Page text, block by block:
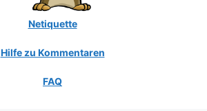
Netiquette
Hilfe zu Kommentaren
FAQ